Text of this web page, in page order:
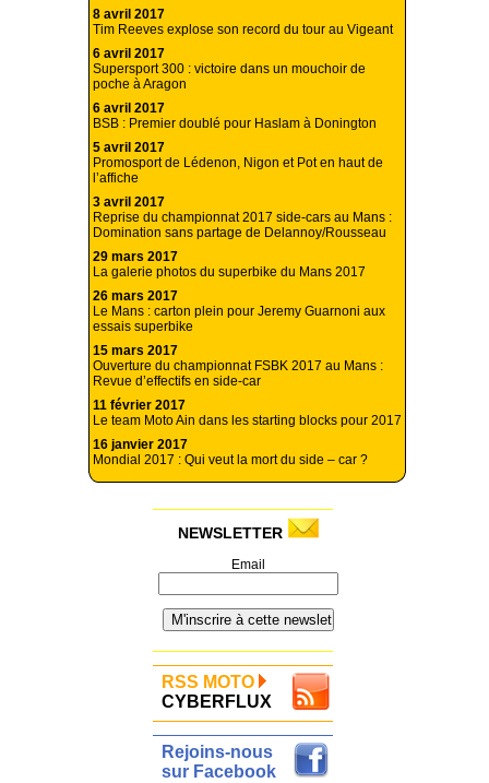
8 avril 2017
Tim Reeves explose son record du tour au Vigeant
6 avril 2017
Supersport 300 : victoire dans un mouchoir de
poche à Aragon
6 avril 2017
BSB : Premier doublé pour Haslam à Donington
5 avril 2017
Promosport de Lédenon, Nigon et Pot en haut de
l’affiche
3 avril 2017
Reprise du championnat 2017 side-cars au Mans :
Domination sans partage de Delannoy/Rousseau
29 mars 2017
La galerie photos du superbike du Mans 2017
26 mars 2017
Le Mans : carton plein pour Jeremy Guarnoni aux
essais superbike
15 mars 2017
Ouverture du championnat FSBK 2017 au Mans :
Revue d’effectifs en side-car
11 février 2017
Le team Moto Ain dans les starting blocks pour 2017
16 janvier 2017
Mondial 2017 : Qui veut la mort du side – car ?
NEWSLETTER
Email
RSS MOTO
CYBERFLUX
Rejoins-nous
sur Facebook